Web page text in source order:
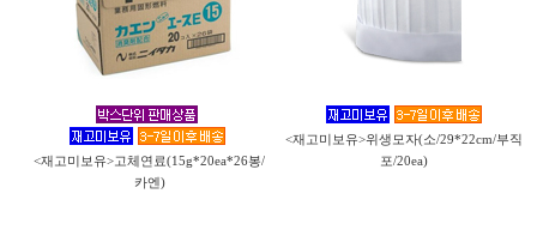
<재고미보유>고체연료(15g*20ea*26봉/
카엔)
<재고미보유>위생모자(소/29*22cm/부직
포/20ea)